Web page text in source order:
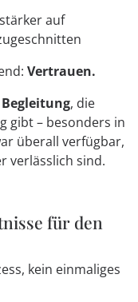
auf
Vertrauen.
, die
gibt – besonders in
überall verfügbar,
verlässlich sind.
für den
kein einmaliges